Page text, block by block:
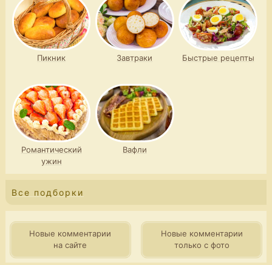
Пикник Завтраки Быстрые рецепты
Романтический
ужин
Вафли
Все подборки
Новые комментарии
на сайте
Новые комментарии
только с фото